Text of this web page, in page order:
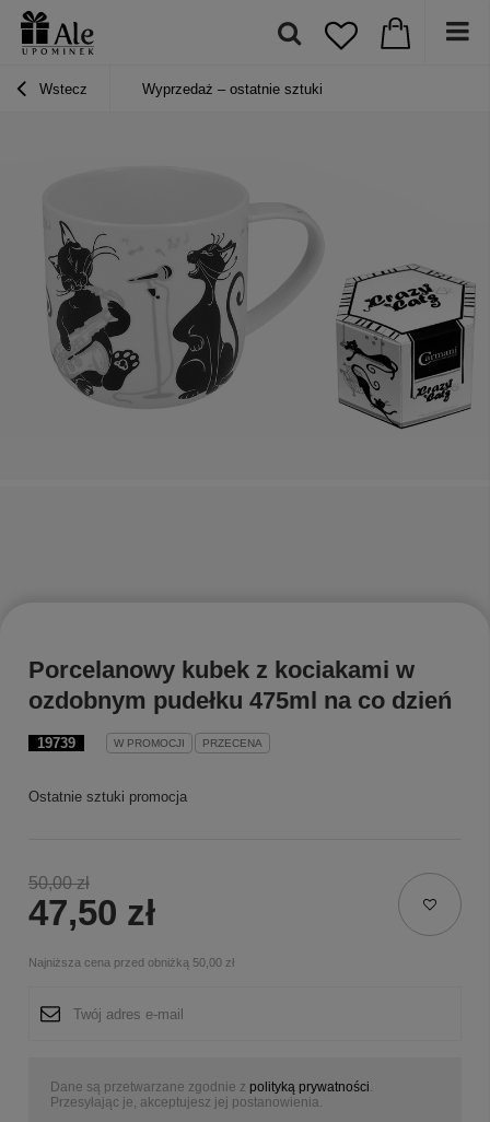
Wstecz Wyprzedaż – ostatnie sztuki
19739 W PROMOCJI PRZECENA
Porcelanowy kubek z kociakami w
ozdobnym pudełku 475ml na co dzień
Ostatnie sztuki promocja
50,00 zł
47,50 zł
Najniższa cena przed obniżką 50,00 zł
Dane są przetwarzane zgodnie z polityką prywatności
Przesyłając je, akceptujesz jej postanowienia.